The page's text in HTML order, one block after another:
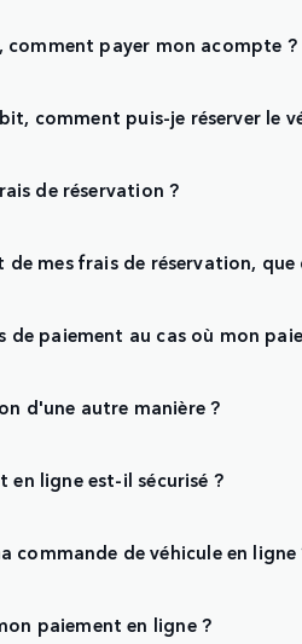
comment payer mon acompte ?
comment puis-je réserver le
de réservation ?
de mes frais de réservation,
de paiement au cas où mon
d'une autre manière ?
en ligne est-il sécurisé ?
commande de véhicule en ligne
paiement en ligne ?